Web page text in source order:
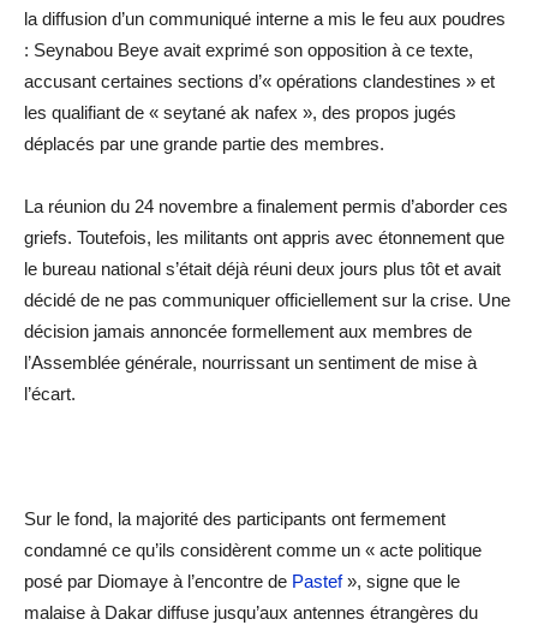
la diffusion d’un communiqué interne a mis le feu aux poudres
: Seynabou Beye avait exprimé son opposition à ce texte,
accusant certaines sections d’« opérations clandestines » et
les qualifiant de « seytané ak nafex », des propos jugés
déplacés par une grande partie des membres.
La réunion du 24 novembre a finalement permis d’aborder ces
griefs. Toutefois, les militants ont appris avec étonnement que
le bureau national s’était déjà réuni deux jours plus tôt et avait
décidé de ne pas communiquer officiellement sur la crise. Une
décision jamais annoncée formellement aux membres de
l’Assemblée générale, nourrissant un sentiment de mise à
l’écart.
Sur le fond, la majorité des participants ont fermement
condamné ce qu’ils considèrent comme un « acte politique
posé par Diomaye à l’encontre de Pastef», signe que le
malaise à Dakar diffuse jusqu’aux antennes étrangères du